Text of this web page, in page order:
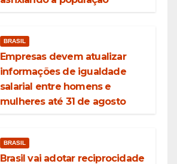
BRASIL
Empresas devem atualizar
informações de igualdade
salarial entre homens e
mulheres até 31 de agosto
BRASIL
Brasil vai adotar reciprocidade